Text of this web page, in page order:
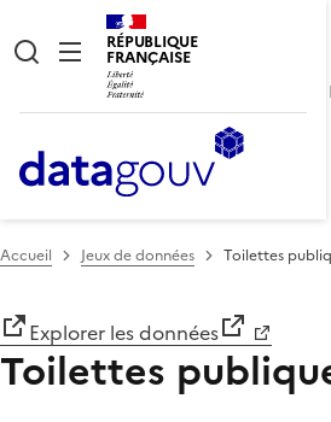
RÉPUBLIQUE
FRANÇAISE
Accueil Jeux de données Toilettes
Explorer les données
Toilettes